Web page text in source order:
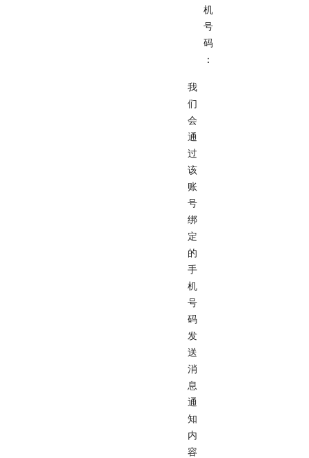
机
号
码
：
我
们
会
通
过
该
账
号
绑
定
的
手
机
号
码
发
送
消
息
通
知
内
容